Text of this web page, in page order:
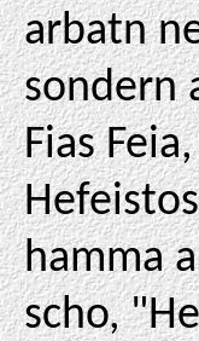
arbatn
sondern
Fias
hamma
scho,